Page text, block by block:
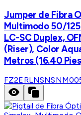
Jumper de Fibra
Multimodo 50/
LC-SC Duplex,
(Riser), Color
Metros (16.40